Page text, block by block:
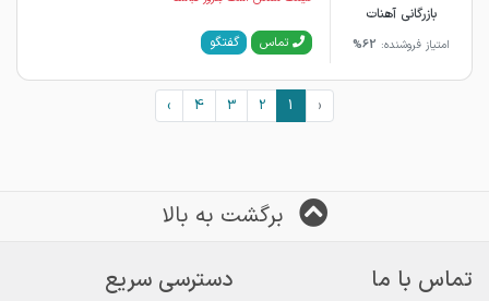
بازرگانی آهنات
امتیاز فروشنده: 62% تماس گفتگو
‹
1
2
3
4
›
برگشت به بالا
تماس با ما
دسترسی سریع